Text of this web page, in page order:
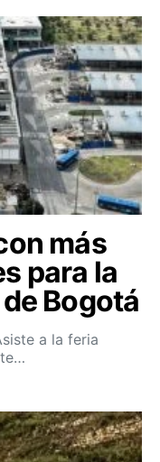
más
para la
Bogotá
a la feria